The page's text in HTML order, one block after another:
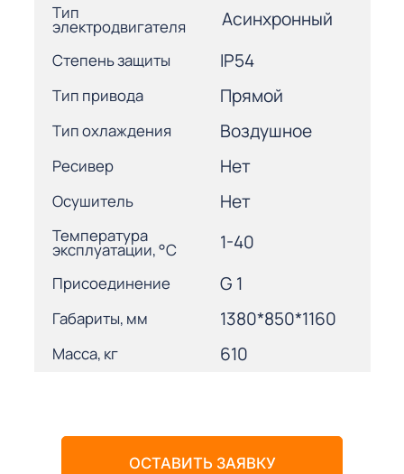
Тип
электродвигателя Асинхронный
Степень защиты IP54
Тип привода Прямой
Тип охлаждения Воздушное
Ресивер Нет
Осушитель Нет
Температура
эксплуатации, °С 1-40
Присоединение G 1
Габариты, мм 1380*850*1160
Масса, кг 610
ОСТАВИТЬ ЗАЯВКУ